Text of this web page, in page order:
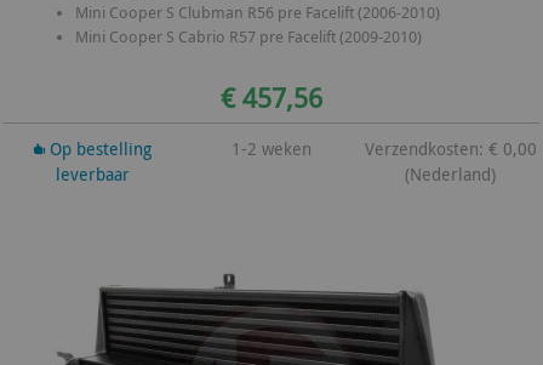
Mini Cooper S Clubman R56 pre Facelift (2006-2010)
Mini Cooper S Cabrio R57 pre Facelift (2009-2010)
€ 457,56
Op bestelling
leverbaar
1-2 weken
Verzendkosten: € 0,00
(Nederland)